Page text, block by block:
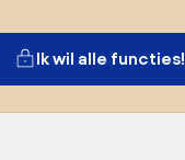
Ik wil alle functies!